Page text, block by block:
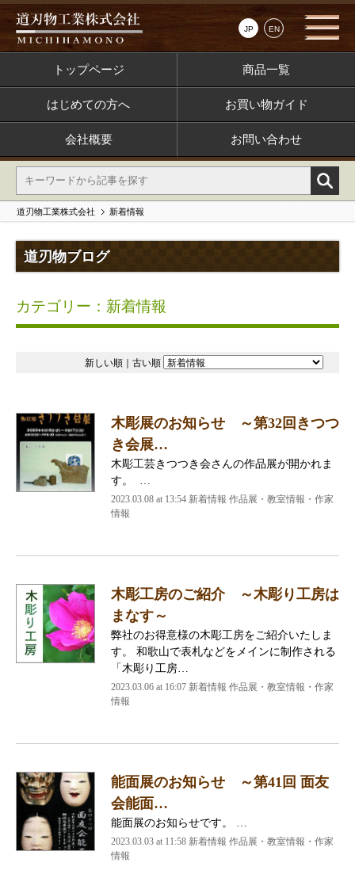
JP EN
トップページ 商品一覧
はじめての方へ お買い物ガイド
会社概要 お問い合わせ
道刃物工業株式会社 新着情報
道刃物ブログ
カテゴリー：新着情報
新しい順 古い順
木彫展のお知らせ ～第32回きつつ
き会展…
木彫工芸きつつき会さんの作品展が開かれま
す。 …
2023.03.08 at 13:54 新着情報 作品展・教室情報・作家
情報
木彫工房のご紹介 ～木彫り工房は
まなす～
弊社のお得意様の木彫工房をご紹介いたしま
す。 和歌山で表札などをメインに制作される
「木彫り工房…
2023.03.06 at 16:07 新着情報 作品展・教室情報・作家
情報
能面展のお知らせ ～第41回 面友
会能面…
能面展のお知らせです。 …
2023.03.03 at 11:58 新着情報 作品展・教室情報・作家
情報